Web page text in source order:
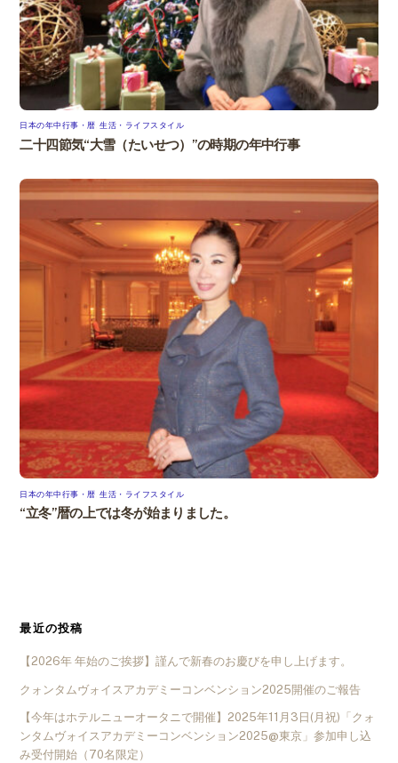
日本の年中行事・暦 ,生活・ライフスタイル
二十四節気“大雪（たいせつ）”の時期の年中行事
日本の年中行事・暦 ,生活・ライフスタイル
“立冬”暦の上では冬が始まりました。
最近の投稿
【2026年 年始のご挨拶】謹んで新春のお慶びを申し上げます。
クォンタムヴォイスアカデミーコンベンション2025開催のご報告
【今年はホテルニューオータニで開催】2025年11月3日(月祝)「クォ
ンタムヴォイスアカデミーコンベンション2025@東京」参加申し込
み受付開始（70名限定）